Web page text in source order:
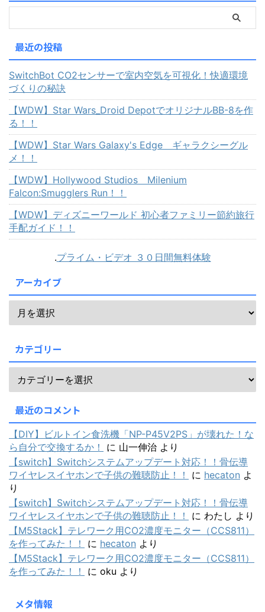
最近の投稿
SwitchBot CO2センサーで室内空気を可視化！快適環境
づくりの秘訣
【WDW】Star Wars_Droid DepotでオリジナルBB-8を作
る！！
【WDW】Star Wars Galaxy's Edge ギャラクシーグル
メ！！
【WDW】Hollywood Studios Milenium
Falcon:Smugglers Run！！
【WDW】ディズニーワールド 初心者ファミリー節約旅行
手配ガイド！！
.プライム・ビデオ ３０日間無料体験
アーカイブ
カテゴリー
最近のコメント
【DIY】ビルトイン食洗機「NP-P45V2PS」が壊れた！な
ら自分で交換するか！
に 山一伸治 より
【switch】Switchシステムアップデート対応！！骨伝導
ワイヤレスイヤホンで子供の難聴防止！！
に hecaton よ
り
【switch】Switchシステムアップデート対応！！骨伝導
ワイヤレスイヤホンで子供の難聴防止！！
に わたし より
【M5Stack】テレワーク用CO2濃度モニター（CCS811）
を作ってみた！！
に hecaton より
【M5Stack】テレワーク用CO2濃度モニター（CCS811）
を作ってみた！！
に oku より
メタ情報